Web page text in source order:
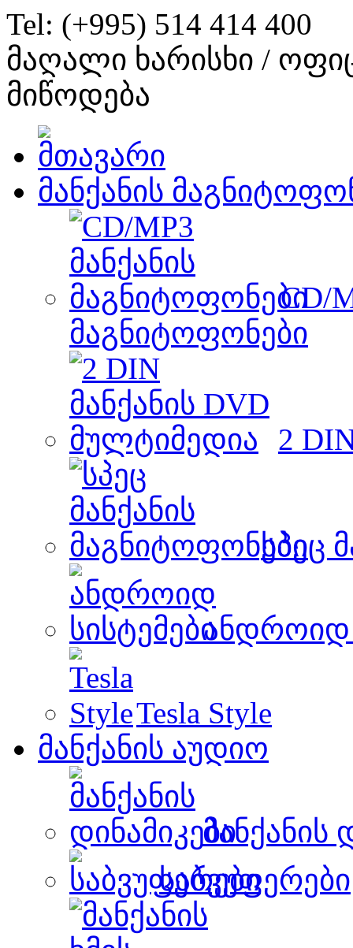
Tel: (+995) 514 414 400
მაღალი ხარისხი /
მიწოდება
მანქანის
CD/
მაგნიტოფონები
2
სპეც
ანდროიდ
Tesla Style
მანქანის აუდიო
მანქანის
საბვუფერები